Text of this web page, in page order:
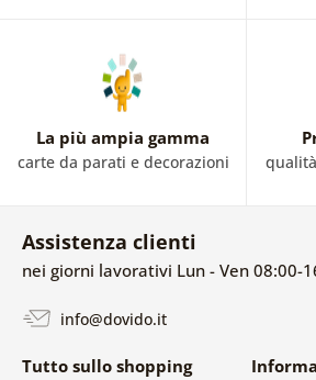
La più ampia gamma
carte da parati e decorazioni
Assistenza clienti
nei giorni lavorativi Lun - Ven 08:00-
info@dovido.it
Tutto sullo shopping